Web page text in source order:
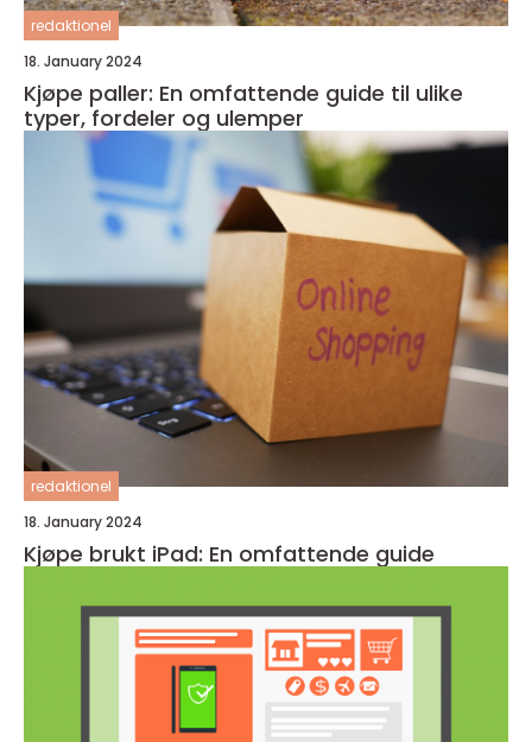
redaktionel
18. January 2024
Kjøpe paller: En omfattende guide til ulike
typer, fordeler og ulemper
redaktionel
18. January 2024
Kjøpe brukt iPad: En omfattende guide